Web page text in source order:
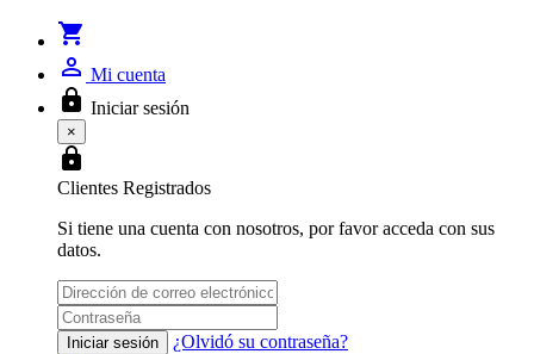
shopping_cart
person_outline Mi cuenta
lock Iniciar sesión
×
lock
Clientes Registrados
Si tiene una cuenta con nosotros, por favor acceda con sus
datos.
Iniciar sesión ¿Olvidó su contraseña?